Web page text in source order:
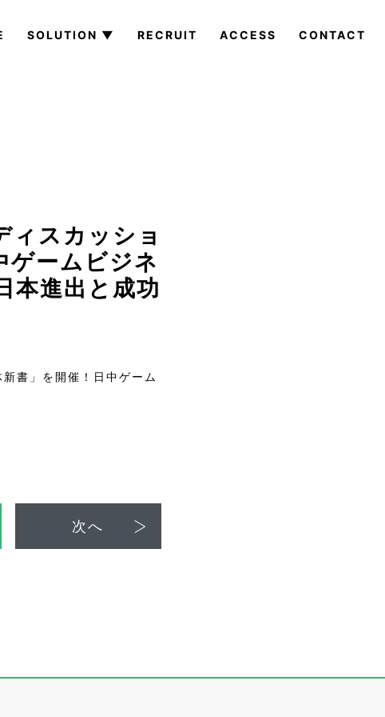
SOLUTION ▼ RECRUIT ACCESS CONTACT
ィスカッショ
ゲームビジネ
本進出と成功
書」を開催！日中ゲーム
次へ